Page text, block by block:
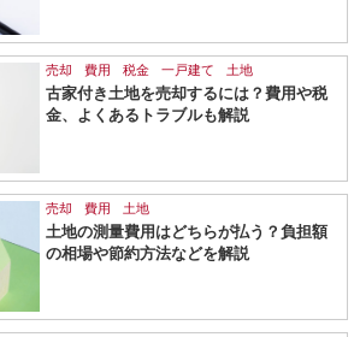
売却 費用 税金 一戸建て 土地
古家付き土地を売却するには？費用や税
金、よくあるトラブルも解説
売却 費用 土地
土地の測量費用はどちらが払う？負担額
の相場や節約方法などを解説